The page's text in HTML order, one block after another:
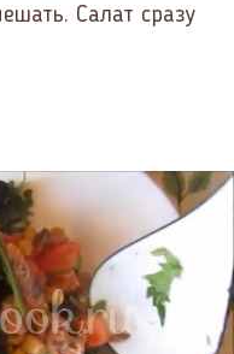
Салат сразу